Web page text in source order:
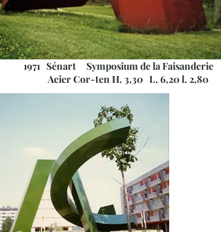
1971 Sénart Symposium de la Faisanderie
Acier Cor-ten H. 3,30 L. 6,20 l. 2,80